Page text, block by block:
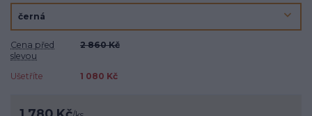
Cena před
slevou
2 860 Kč
Ušetříte 1 080 Kč